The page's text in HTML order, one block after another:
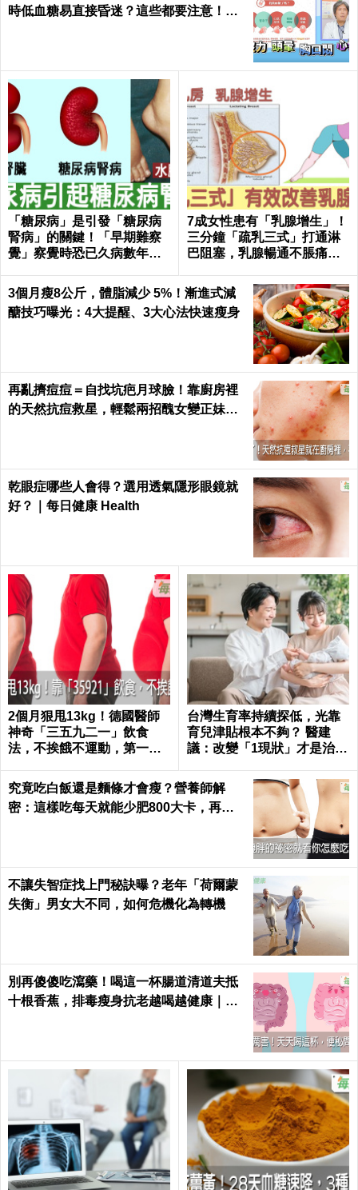
時低血糖易直接昏迷？這些都要注意！陳
「糖尿病」是引發「糖尿病
腎病」的關鍵！「早期難察
覺」察覺時恐已久病數年！
7成女性患有「乳腺增生」！
三分鐘「疏乳三式」打通淋
巴阻塞，乳腺暢通不脹痛｜
3個月瘦8公斤，體脂減少 5%！漸進式減
醣技巧曝光：4大提醒、3大心法快速瘦身
再亂擠痘痘＝自找坑疤月球臉！靠廚房裡
的天然抗痘救星，輕鬆兩招醜女變正妹｜
乾眼症哪些人會得？選用透氣隱形眼鏡就
好？｜每日健康 Health
2個月狠甩13kg！德國醫師
神奇「三五九二一」飲食
法，不挨餓不運動，第一個
Health
台灣生育率持續探低，光靠
育兒津貼根本不夠？ 醫建
議：改變「1現狀」才是治本
究竟吃白飯還是麵條才會瘦？營養師解
密：這樣吃每天就能少肥800大卡，再也
不讓失智症找上門秘訣曝？老年「荷爾蒙
失衡」男女大不同，如何危機化為轉機
別再傻傻吃瀉藥！喝這一杯腸道清道夫抵
十根香蕉，排毒瘦身抗老越喝越健康｜每